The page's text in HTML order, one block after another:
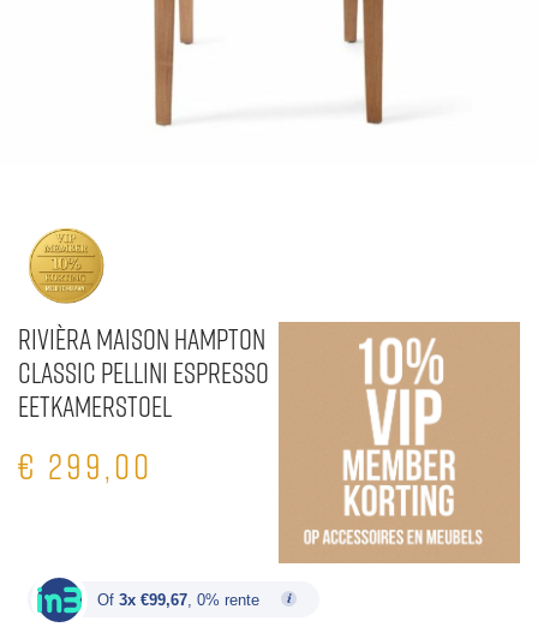
Rivièra Maison Hampton
Classic Pellini Espresso
Eetkamerstoel
€ 299,00
Of 3x €99,67 , 0% rente